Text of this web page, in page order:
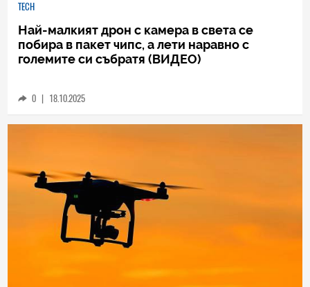
TECH
Най-малкият дрон с камера в света се
побира в пакет чипс, а лети наравно с
големите си събратя (ВИДЕО)
0 | 18.10.2025